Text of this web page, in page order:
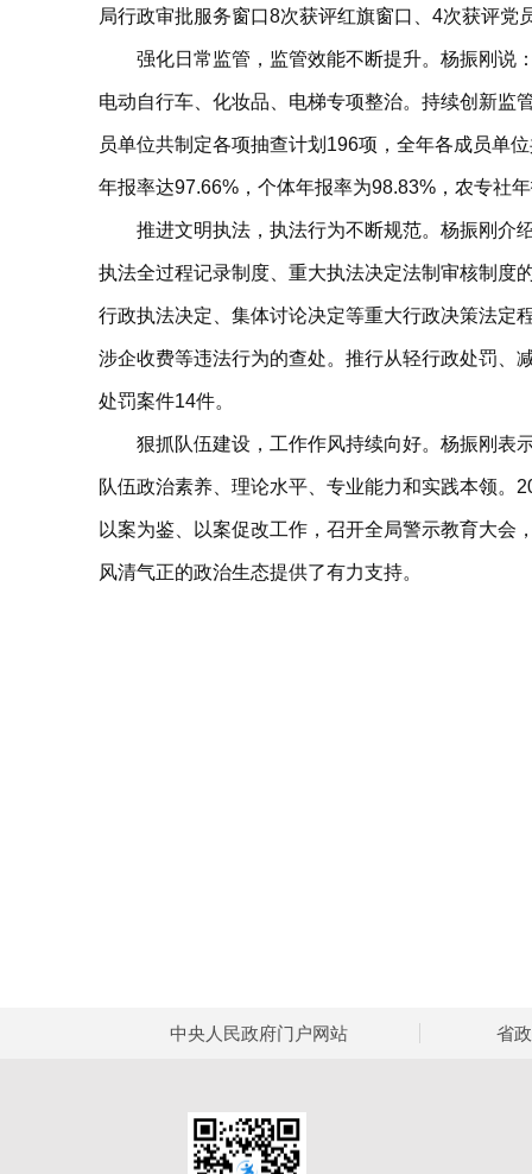
局行政审批服务窗口8次获评红旗窗口、4次获评党
强化日常监管，监管效能不断提升。杨振刚说
电动自行车、化妆品、电梯专项整治。持续创新监
员单位共制定各项抽查计划196项，全年各成员单
年报率达97.66%，个体年报率为98.83%，农专社
推进文明执法，执法行为不断规范。杨振刚介
执法全过程记录制度、重大执法决定法制审核制度
行政执法决定、集体讨论决定等重大行政决策法定
涉企收费等违法行为的查处。推行从轻行政处罚、
处罚案件14件。
狠抓队伍建设，工作作风持续向好。杨振刚表
队伍政治素养、理论水平、专业能力和实践本领。
以案为鉴、以案促改工作，召开全局警示教育大
风清气正的政治生态提供了有力支持。
中央人民政府门户网站 省